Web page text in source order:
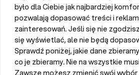
było dla Ciebie jak najbardziej
pozwalają dopasować treści i
zainteresowań. Jeśli się nie
się wyświetlać, ale nie będą
Sprawdź poniżej, jakie dane
co je zbieramy. Nie na wszystkie
Zawsze możesz zmienić swój